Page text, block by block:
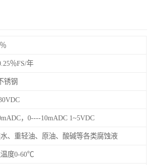
％FS/年
锈钢
，0----10mADC 1~5VDC
、重轻油、原油、酸碱等各类腐蚀液
度0-60℃